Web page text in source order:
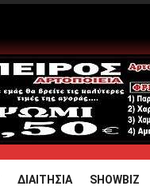
ΔΙΑΙΤΗΣΙΑ SHOWBIZ